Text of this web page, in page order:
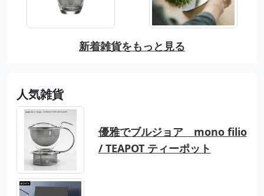
新着雑貨をもっと見る
人気雑貨
優雅でブルジョア mono filio
/ TEAPOT ティーポット